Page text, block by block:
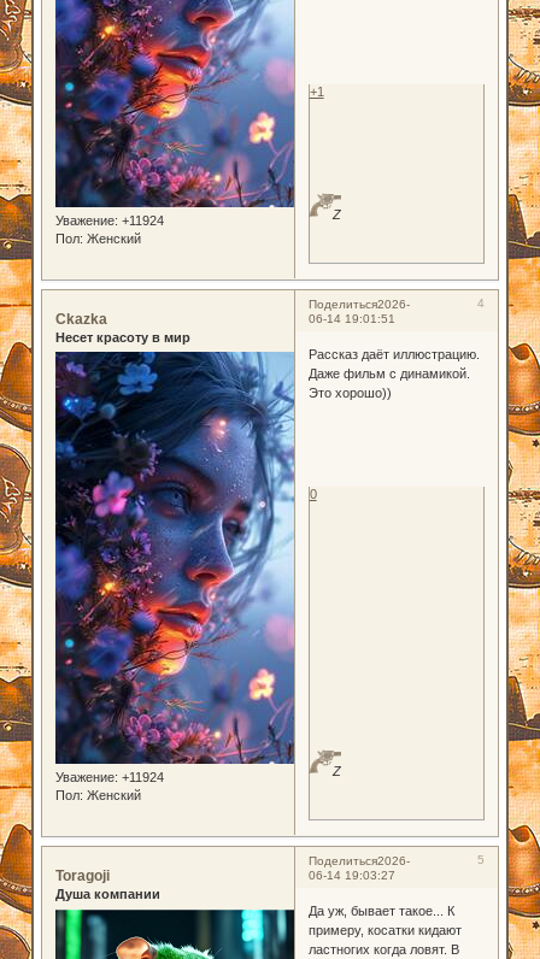
Уважение: +11924
Пол: Женский
Z
+1
Поделиться 4
2026-
06-14 19:01:51
Ckazka
Несет красоту в мир
Уважение: +11924
Пол: Женский
Рассказ даёт иллюстрацию.
Даже фильм с динамикой.
Это хорошо))
Z
0
Поделиться 5
2026-
06-14 19:03:27
Toragoji
Душа компании
Да уж, бывает такое... К
примеру, косатки кидают
ластногих когда ловят. В